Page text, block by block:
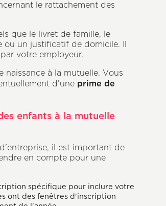
le rattachement des
que le livret de famille, le
un justificatif de domicile. Il
votre employeur.
naissance à la mutuelle. Vous
d’une prime de
enfants à la mutuelle
il est important de
en compte pour une
spécifique pour inclure votre
ont des fenêtres d'inscription